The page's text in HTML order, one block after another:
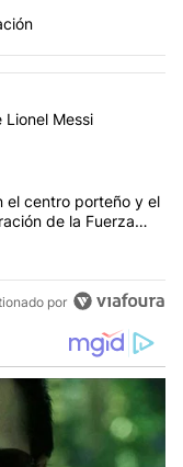
comentarios en los
Jorge Messi, el
Messi
aviones F 16
el centro porteño y el
de la Fuerza
por